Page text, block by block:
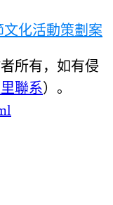
化活動策劃案
所有，如有侵
聯系）。